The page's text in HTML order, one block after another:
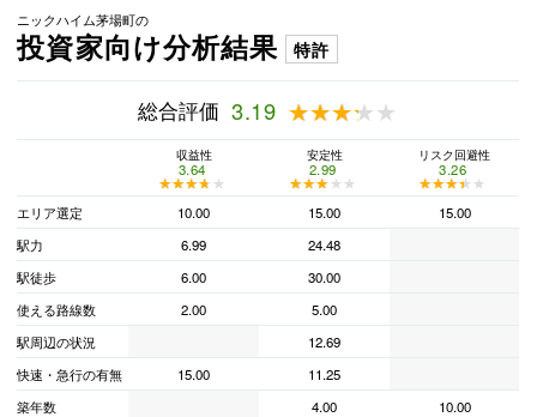
ニックハイム茅場町の
投資家向け分析結果 特許
総合評価 3.19 ★★★★★
★★★★★
収益性
3.64
★★★★★
★★★★★
安定性
2.99
★★★★★
★★★★★
リスク回避性
3.26
★★★★★
★★★★★
エリア選定
10.00 15.00
15.00
駅力
6.99
24.48
駅徒歩
6.00
30.00
使える路線数
2.00
5.00
駅周辺の状況
12.69
快速・急行の有無
15.00
11.25
築年数
4.00
10.00